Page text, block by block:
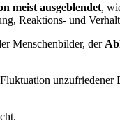
meist ausgeblendet,
Reaktions- und
Menschenbilder, der
unzufriedener